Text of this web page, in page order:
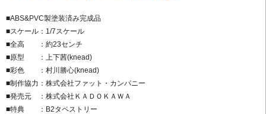
■ABS&PVC製塗装済み完成品
■スケール：1/7スケール
■全高 ：約23センチ
■原型 ：上下茜(knead)
■彩色 ：村川勝心(knead)
■制作協力：株式会社ファット・カンパニー
■発売元 ：株式会社ＫＡＤＯＫＡＷＡ
■特典 ：B2タペストリー